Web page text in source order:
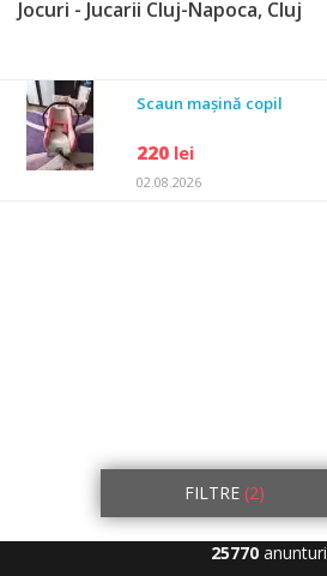
Jocuri - Jucarii Cluj-Napoca, Cluj
Scaun mașină copil
220 lei
02.08.2026
FILTRE (2)
25770anunturi